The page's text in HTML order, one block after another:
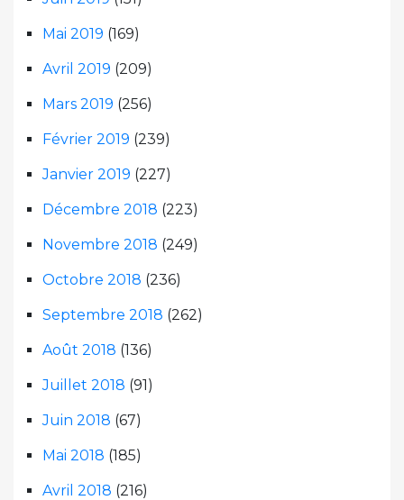
Mai 2019 (169)
Avril 2019 (209)
Mars 2019 (256)
Février 2019 (239)
Janvier 2019 (227)
Décembre 2018 (223)
Novembre 2018 (249)
Octobre 2018 (236)
Septembre 2018 (262)
Août 2018 (136)
Juillet 2018 (91)
Juin 2018 (67)
Mai 2018 (185)
Avril 2018 (216)